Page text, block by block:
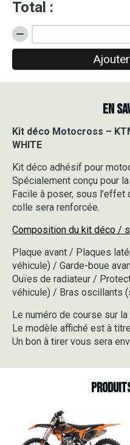
Total :
quantité
de
déco
Motocross
EXC
SERIES
2DR8
-
WHITE
EN
Kit déco Motocross –
WHITE
Kit déco adhésif pour
Spécialement conçu pour
Facile à poser, sous l’effet
colle sera renforcée.
Composition du kit déco /
Plaque avant / Plaques
véhicule) / Garde-boue
Ouïes de radiateur /
véhicule) / Bras oscillants
Le numéro de course sur
Le modèle affiché est à
Un bon à tirer vous sera